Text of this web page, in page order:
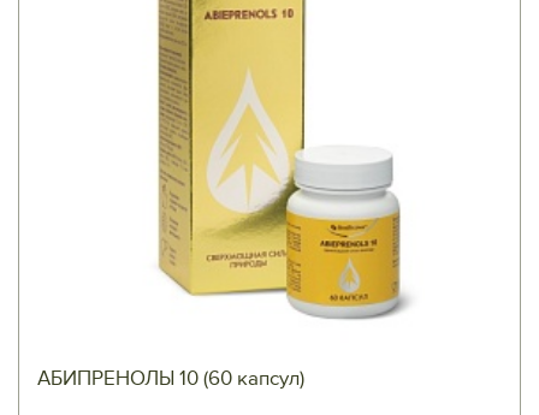
АБИПРЕНОЛЫ 10 (60 капсул)